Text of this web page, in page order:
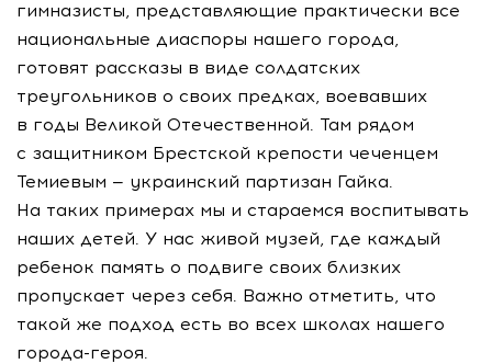
гимназисты, представляющие практически все
национальные диаспоры нашего города,
готовят рассказы в виде солдатских
треугольников о своих предках, воевавших
в годы Великой Отечественной. Там рядом
с защитником Брестской крепости чеченцем
Темиевым — украинский партизан Гайка.
На таких примерах мы и стараемся воспитывать
наших детей. У нас живой музей, где каждый
ребенок память о подвиге своих близких
пропускает через себя. Важно отметить, что
такой же подход есть во всех школах нашего
города-героя.